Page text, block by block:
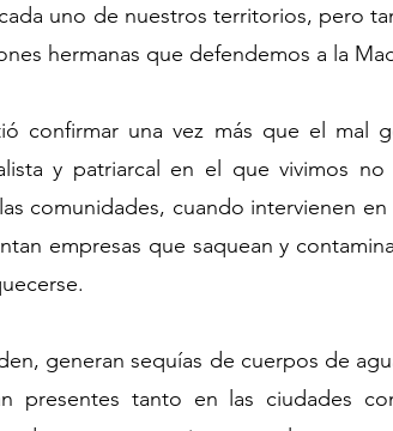
uno de nuestros territorios, pero
hermanas que defendemos a la
confirmar una vez más que el mal
y patriarcal en el que vivimos
comunidades, cuando intervienen
empresas que saquean y
generan sequías de cuerpos de
presentes tanto en las ciudades